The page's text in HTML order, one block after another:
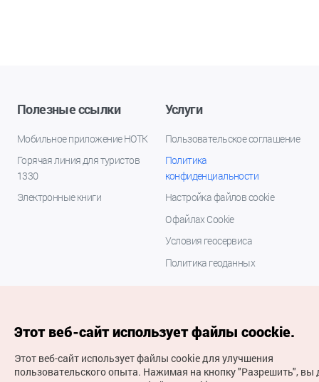
Полезные ссылки
Мобильное приложение НОТК
Горячая линия для туристов
1330
Электронные книги
Услуги
Пользовательское соглашение
Политика
конфиденциальности
Настройка файлов cookie
О файлах Cookie
Условия геосервиса
Политика геоданных
Этот веб-сайт использует файлы coockie.
Этот веб-сайт использует файлы cookie для улучшения
пользовательского опыта. Нажимая на кнопку "Разрешить", вы